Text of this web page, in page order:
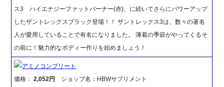
ス3 ハイエナジーファットバーナー(赤)、に続いてさらにパワーアップ
したザントレックスブラック登場！！ ザントレックス3は、数々の著名
人が愛用していることで有名になりました。 薄着の季節がやってくるそ
の前に！魅力的なボディー作りを始めましょう！
アミノコンプリート
価格：2,052円 ショップ名：HBWサプリメント